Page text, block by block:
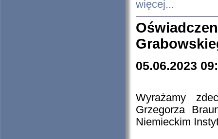
więcej...
05.06.2023
Wyrażamy
Grzegorza
Niemieckim